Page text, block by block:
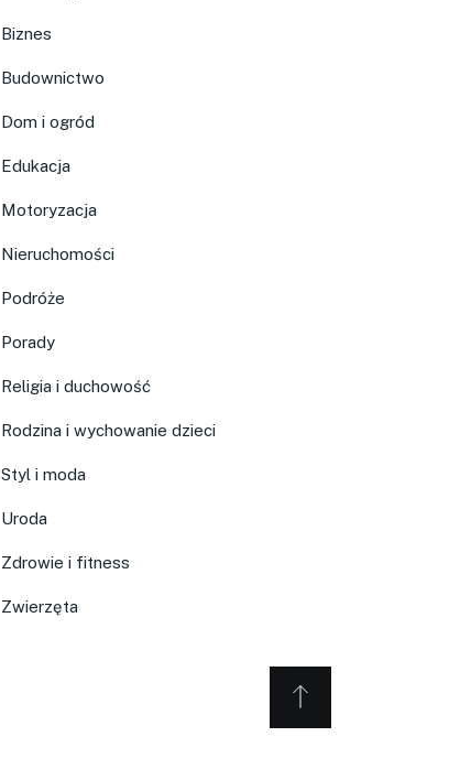
Biznes
Budownictwo
Dom i ogród
Edukacja
Motoryzacja
Nieruchomości
Podróże
Porady
Religia i duchowość
Rodzina i wychowanie dzieci
Styl i moda
Uroda
Zdrowie i fitness
Zwierzęta